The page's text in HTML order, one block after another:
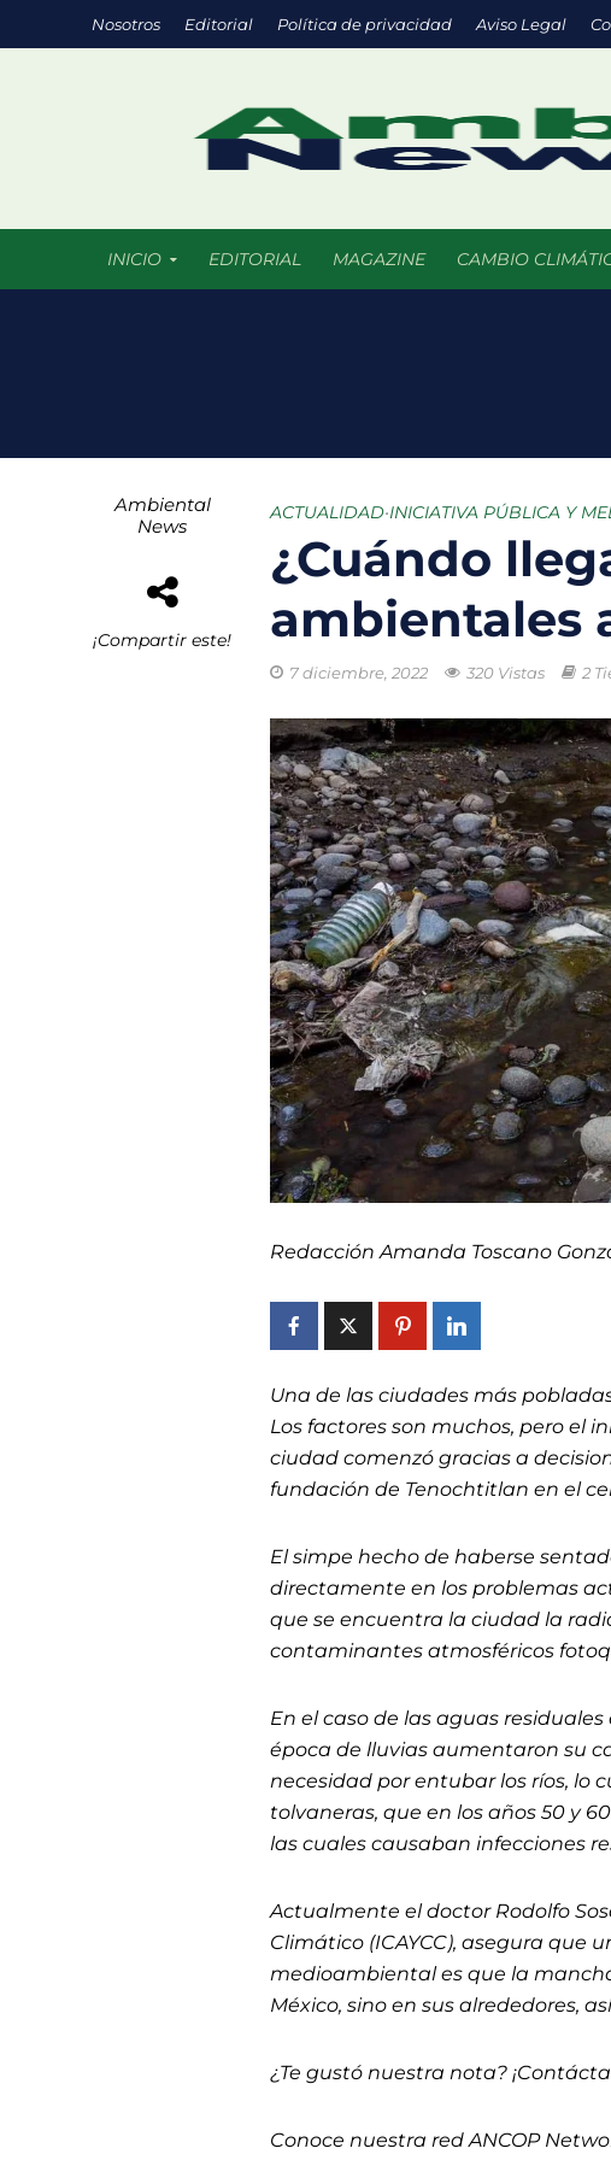
Nosotros Editorial Política de privacidad Aviso Legal
INICIO EDITORIAL MAGAZINE CAMBIO
Parques urbanos:
El buque híbrido
Transporte eléctrico en
Arrecifes de coral
Reformas Ambientales
Chile promueve nuevas
Startups de reciclaje,
Ambiental
News
¡Compartir este!
ACTUALIDAD•INICIATIVA PÚBLICA Y
¿Cuándo
ambientales
7 diciembre, 2022 320 Vistas 2
Redacción Amanda Toscano
Una de las ciudades más
Los factores son muchos, pero el
ciudad comenzó gracias a
fundación de Tenochtitlan en el
El simpe hecho de haberse
directamente en los problemas
que se encuentra la ciudad la
contaminantes atmosféricos
En el caso de las aguas
época de lluvias aumentaron su
necesidad por entubar los ríos, lo
tolvaneras, que en los años 50 y
las cuales causaban infecciones
Actualmente el doctor Rodolfo
Climático (ICAYCC), asegura que
medioambiental es que la
México, sino en sus alrededores,
¿Te gustó nuestra nota?
Conoce nuestra red ANCOP